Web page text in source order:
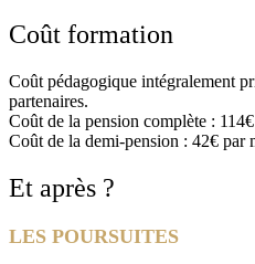
Coût formation
Coût pédagogique intégralement
partenaires.
Coût de la pension complète :
Coût de la demi-pension : 42€ par
Et après ?
LES POURSUITES